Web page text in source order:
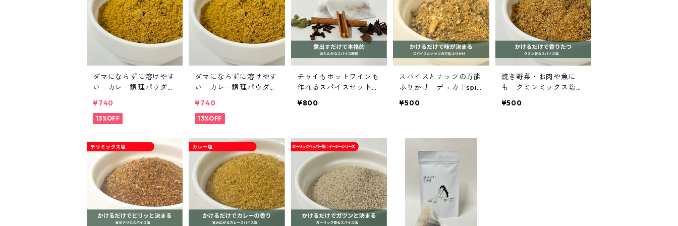
【グーグ―藤カレー】
【(有)菱富】
【香辛薬麺】
【ホネカレー】
【SHANTI CHAI】
【ワインと薪窯料理の店 piano
【モンタージュ】
ダマにならずに溶けやす
い カレー調理パウダー
¥740
13%OFF
ダマにならずに溶けやす
い カレー調理パウダ
¥740
13%OFF
チャイもホットワインも
作れるスパイスセット｜
¥800
スパイスとナッツの万能
ふりかけ デュカ｜spic
¥500
焼き野菜・お肉や魚に
も クミンミックス塩｜
¥500